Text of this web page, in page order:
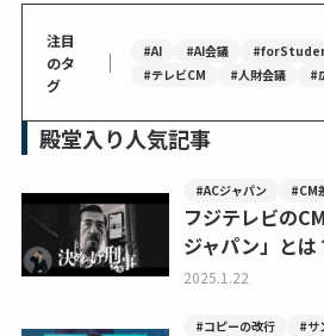
注目
のタ
グ
｜ #AI #AI会議
#テレビCM
#人財会議 #
殿堂入り人気記事
#ACジャパン #CM
フジテレビの
ジャパン」と
2025.1.22
#コピーの改行 #サ